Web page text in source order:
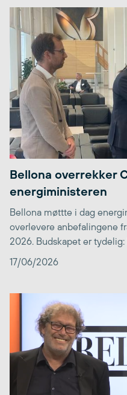
Bellona overrekker
energiministeren
Bellona møttte i dag
overlevere anbefalingene
2026. Budskapet er tydelig:
17/06/2026